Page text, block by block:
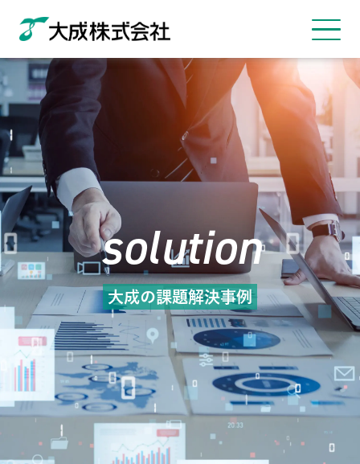
solution
大成の課題解決事例